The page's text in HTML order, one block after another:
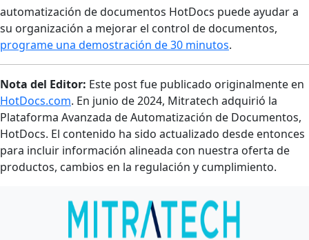
automatización de documentos HotDocs puede ayudar a
su organización a mejorar el control de documentos,
programe una demostración de 30 minutos.
Nota del Editor: Este post fue publicado originalmente en
HotDocs.com. En junio de 2024, Mitratech adquirió la
Plataforma Avanzada de Automatización de Documentos,
HotDocs. El contenido ha sido actualizado desde entonces
para incluir información alineada con nuestra oferta de
productos, cambios en la regulación y cumplimiento.